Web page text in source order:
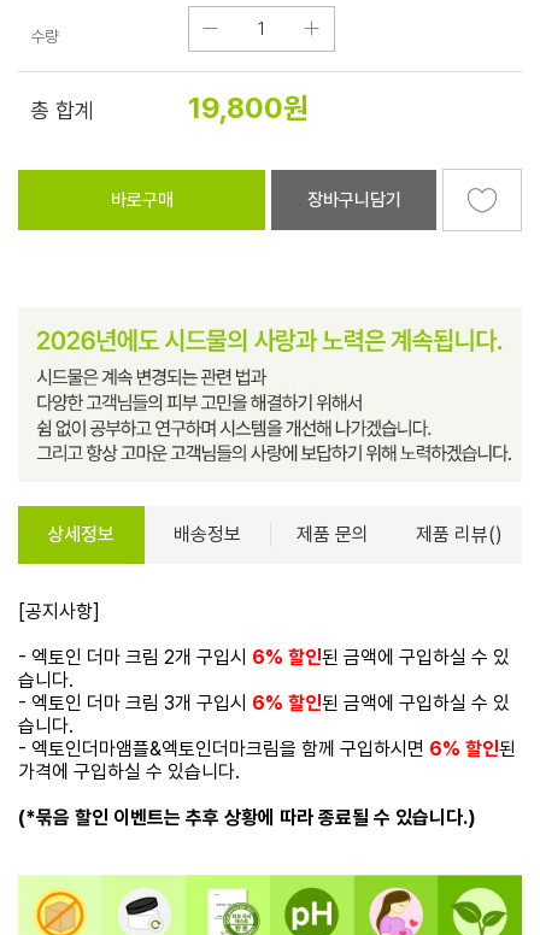
수량
총 합계 19,800원
바로구매 장바구니담기
상세정보 배송정보 제품 문의 제품 리뷰()
[공지사항]
- 엑토인 더마 크림 2개 구입시 6% 할인된 금액에 구입하실 수 있
습니다.
- 엑토인 더마 크림 3개 구입시 6% 할인된 금액에 구입하실 수 있
습니다.
- 엑토인더마앰플&엑토인더마크림을 함께 구입하시면 6% 할인된
가격에 구입하실 수 있습니다.
(*묶음 할인 이벤트는 추후 상황에 따라 종료될 수 있습니다.)